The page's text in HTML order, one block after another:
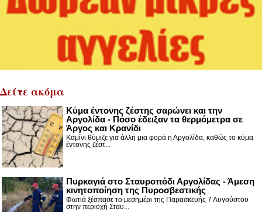
Δείτε ακόμα
Κύμα έντονης ζέστης σαρώνει και την
Αργολίδα - Πόσο έδειξαν τα θερμόμετρα σε
Άργος και Κρανίδι
Καμίνι θύμιζε για άλλη μια φορά η Αργολίδα, καθώς το κύμα
έντονης ζέστ...
Πυρκαγιά στο Σταυροπόδι Αργολίδας - Άμεση
κινητοποίηση της Πυροσβεστικής
Φωτιά ξέσπασε το μεσημέρι της Παρασκευής 7 Αυγούστου
στην περιοχή Σταυ...